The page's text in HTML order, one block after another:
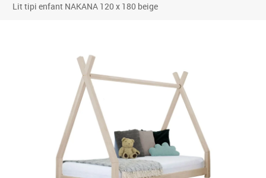
Lit tipi enfant NAKANA 120 x 180 beige